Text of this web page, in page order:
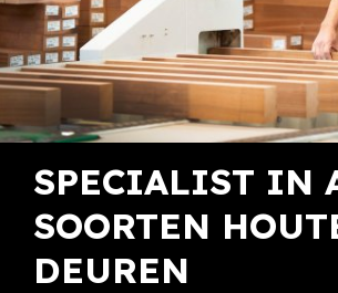
SPECIALIST IN
SOORTEN
DEUREN